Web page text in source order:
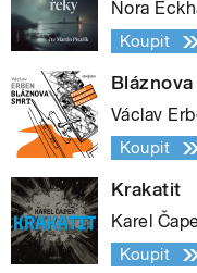
Nora
Koupit
Václav
Koupit
Krakatit
Karel
Koupit